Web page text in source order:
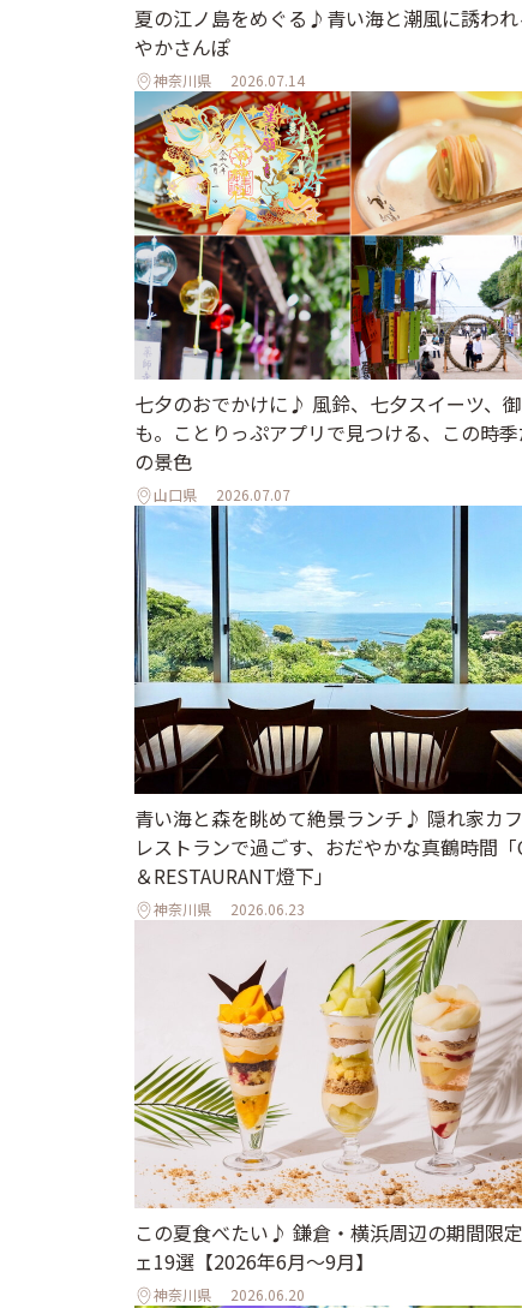
夏の江ノ島をめぐる♪青い海と潮風に誘わ
やかさんぽ
神奈川県 2026.07.14
七夕のおでかけに♪ 風鈴、七夕スイーツ、
も。ことりっぷアプリで見つける、この時
の景色
山口県 2026.07.07
青い海と森を眺めて絶景ランチ♪ 隠れ家カ
レストランで過ごす、おだやかな真鶴時間「
＆RESTAURANT燈下」
神奈川県 2026.06.23
この夏食べたい♪ 鎌倉・横浜周辺の期間限
ェ19選【2026年6月～9月】
神奈川県 2026.06.20